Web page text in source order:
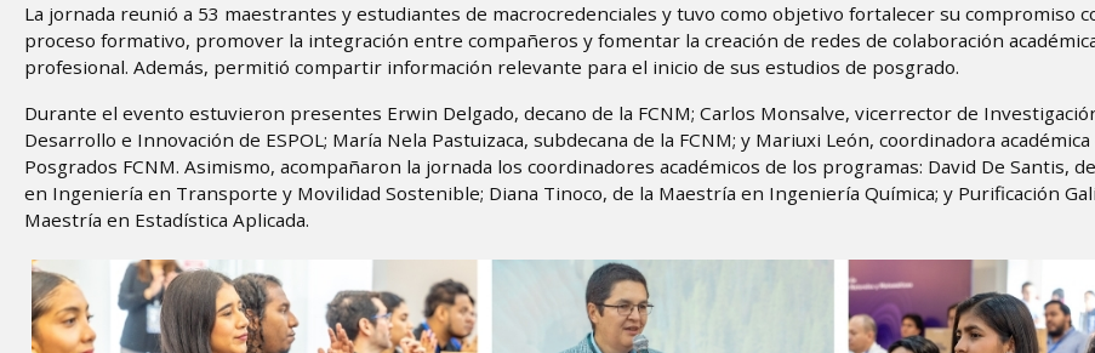
La jornada reunió a 53 maestrantes y estudiantes de macrocredenciales y tuvo como objetivo fortalecer su compromiso
proceso formativo, promover la integración entre compañeros y fomentar la creación de redes de colaboración
profesional. Además, permitió compartir información relevante para el inicio de sus estudios de posgrado.
Durante el evento estuvieron presentes Erwin Delgado, decano de la FCNM; Carlos Monsalve, vicerrector de
Desarrollo e Innovación de ESPOL; María Nela Pastuizaca, subdecana de la FCNM; y Mariuxi León, coordinadora académica
Posgrados FCNM. Asimismo, acompañaron la jornada los coordinadores académicos de los programas: David De Santis,
en Ingeniería en Transporte y Movilidad Sostenible; Diana Tinoco, de la Maestría en Ingeniería Química; y Purificación
Maestría en Estadística Aplicada.
Image